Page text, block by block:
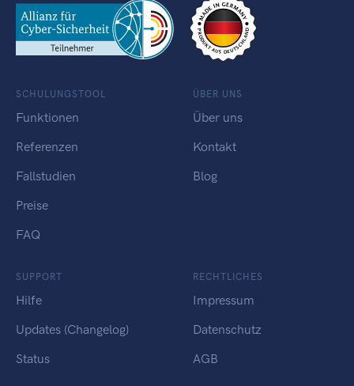
SCHULUNGSTOOL
Funktionen
Referenzen
Fallstudien
Preise
FAQ
ÜBER UNS
Über uns
Kontakt
Blog
SUPPORT
Hilfe
Updates (Changelog)
Status
RECHTLICHES
Impressum
Datenschutz
AGB